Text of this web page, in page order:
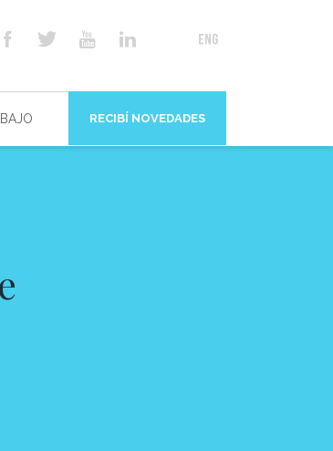
RECIBÍ NOVEDADES